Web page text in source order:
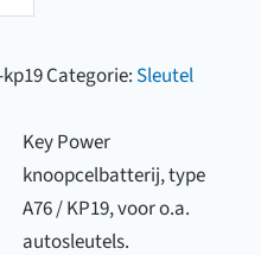
Categorie: Sleutel
Key Power
knoopcelbatterij, type
A76 / KP19, voor o.a.
autosleutels.